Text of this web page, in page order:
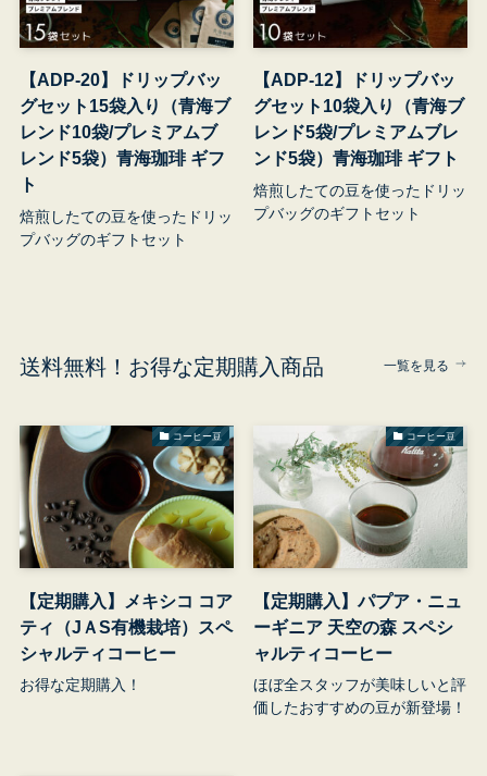
【ADP-20】ドリップバッ
グセット15袋入り（青海ブ
レンド10袋/プレミアムブ
レンド5袋）青海珈琲 ギフ
ト
焙煎したての豆を使ったドリッ
プバッグのギフトセット
【ADP-12】ドリップバッ
グセット10袋入り（青海ブ
レンド5袋/プレミアムブレ
ンド5袋）青海珈琲 ギフト
焙煎したての豆を使ったドリッ
プバッグのギフトセット
送料無料！お得な定期購入商品 一覧を見る
コーヒー豆
【定期購入】メキシコ コア
ティ（JＡS有機栽培）スペ
シャルティコーヒー
お得な定期購入！
コーヒー豆
【定期購入】パプア・ニュ
ーギニア 天空の森 スペシ
ャルティコーヒー
ほぼ全スタッフが美味しいと評
価したおすすめの豆が新登場！